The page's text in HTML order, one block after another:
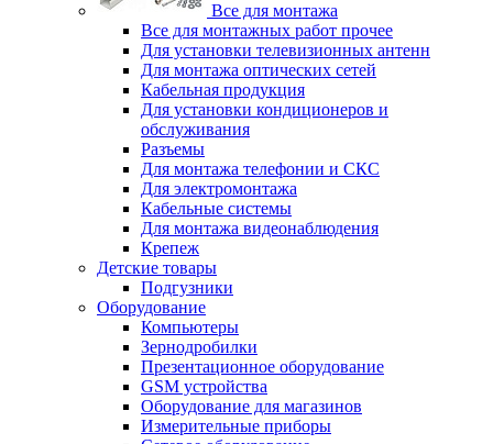
Все для монтажа
Все для монтажных работ прочее
Для установки телевизионных антенн
Для монтажа оптических сетей
Кабельная продукция
Для установки кондиционеров и
обслуживания
Разъемы
Для монтажа телефонии и СКС
Для электромонтажа
Кабельные системы
Для монтажа видеонаблюдения
Крепеж
Детские товары
Подгузники
Оборудование
Компьютеры
Зернодробилки
Презентационное оборудование
GSM устройства
Оборудование для магазинов
Измерительные приборы